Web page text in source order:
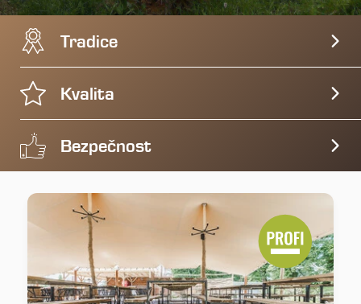
Tradice
Kvalita
Bezpečnost